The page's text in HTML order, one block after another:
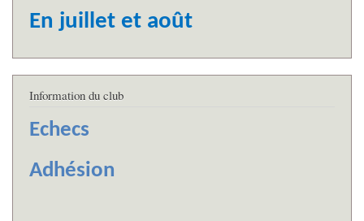
En juillet et août
Information du club
Echecs
Adhésion